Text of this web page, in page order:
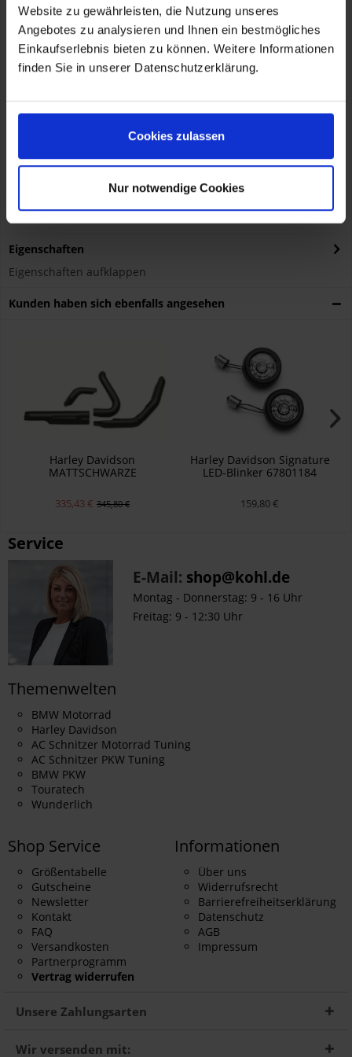
Website zu gewährleisten, die Nutzung unseres
Angebotes zu analysieren und Ihnen ein bestmögliches
Einkaufserlebnis bieten zu können. Weitere Informationen
finden Sie in unserer Datenschutzerklärung.
Cookies zulassen
Nur notwendige Cookies
Rot, Frenched Stil.
HARLEY-DAVIDSON MOTOR COMPANY - EUROPE
eu_ecom@harley-davidson.com, 0080011112223
KOHL automobile GmbH eCom
HARLEY-DAVIDSON MOTOR COMPANY - EUROPE
eu_ecom@harley-davidson.com, 0080011112223
Eigenschaften
Eigenschaften aufklappen
Kunden haben sich ebenfalls angesehen
Harley Davidson
MATTSCHWARZE
HITZESCHILD-KITS 65400285
335,43 € 345,80 €
Harley Davidson Signature
LED-Blinker 67801184
159,80 €
Service
E-Mail: shop@kohl.de
Montag - Donnerstag: 9 - 16 Uhr
Freitag: 9 - 12:30 Uhr
Themenwelten
BMW Motorrad
Harley Davidson
AC Schnitzer Motorrad Tuning
AC Schnitzer PKW Tuning
BMW PKW
Touratech
Wunderlich
Shop Service
Größentabelle
Gutscheine
Newsletter
Kontakt
FAQ
Versandkosten
Partnerprogramm
Vertrag widerrufen
Informationen
Über uns
Widerrufsrecht
Barrierefreiheitserklärung
Datenschutz
AGB
Impressum
Unsere Zahlungsarten
Wir versenden mit: